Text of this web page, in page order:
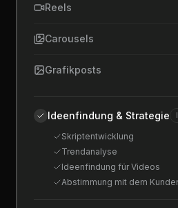
Reels
Carousels
Grafikposts
Ideenfindung & Strategie
Skriptentwicklung
Trendanalyse
Ideenfindung für Videos
Abstimmung mit dem